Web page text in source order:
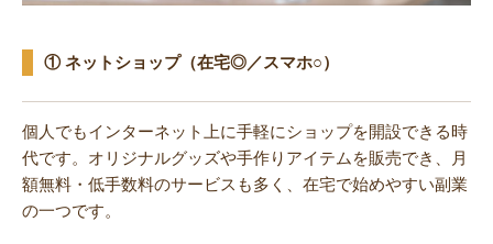
① ネットショップ（在宅◎／スマホ○）
個人でもインターネット上に手軽にショップを開設できる時
代です。オリジナルグッズや手作りアイテムを販売でき、月
額無料・低手数料のサービスも多く、在宅で始めやすい副業
の一つです。